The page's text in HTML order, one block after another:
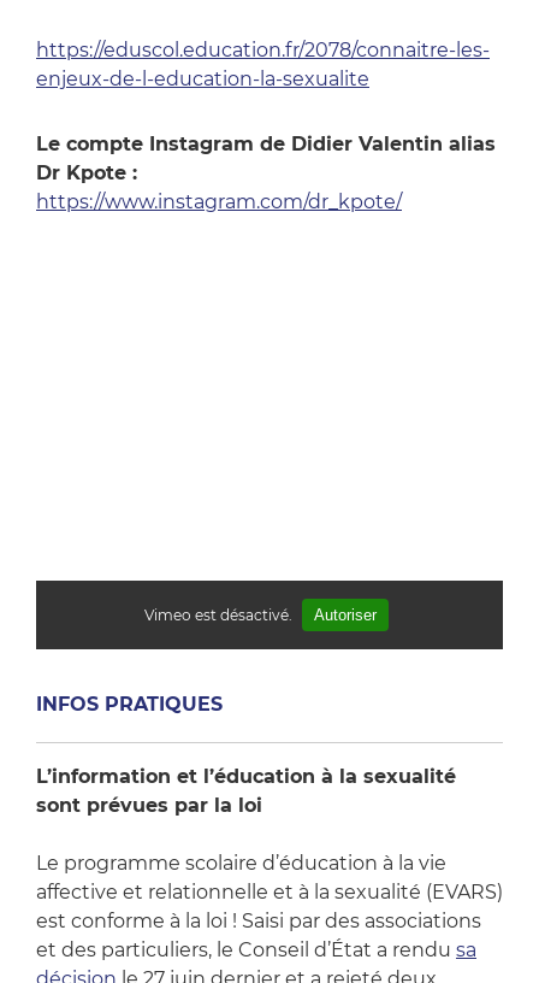
https://eduscol.education.fr/2078/connaitre-les-
enjeux-de-l-education-la-sexualite
Le compte Instagram de Didier Valentin alias
Dr Kpote :
https://www.instagram.com/dr_kpote/
Vimeo est désactivé. Autoriser
INFOS PRATIQUES
L’information et l’éducation à la sexualité
sont prévues par la loi
Le programme scolaire d’éducation à la vie
affective et relationnelle et à la sexualité (EVARS)
est conforme à la loi ! Saisi par des associations
et des particuliers, le Conseil d’État a rendu sa